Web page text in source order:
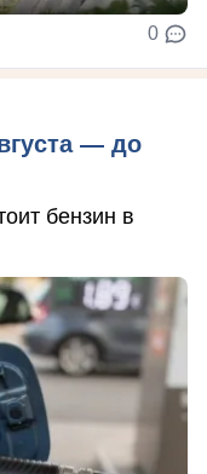
0
— до
бензин в